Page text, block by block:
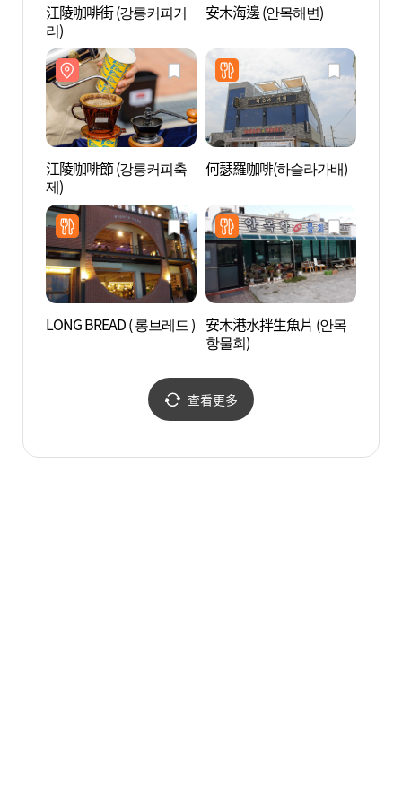
江陵咖啡街 (강릉커피거
리)
安木海邊 (안목해변)
江陵咖啡節 (강릉커피축
제)
何瑟羅咖啡(하슬라가배)
LONG BREAD ( 롱브레드 ) 安木港水拌生魚片 (안목
항물회)
查看更多